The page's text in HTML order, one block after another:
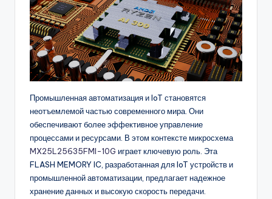
Промышленная автоматизация и IoT становятся
неотъемлемой частью современного мира. Они
обеспечивают более эффективное управление
процессами и ресурсами. В этом контексте микросхема
MX25L25635FMI-10G играет ключевую роль. Эта
FLASH MEMORY IC, разработанная для IoT устройств и
промышленной автоматизации, предлагает надежное
хранение данных и высокую скорость передачи.